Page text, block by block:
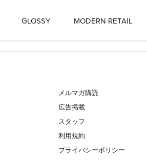
GLOSSY MODERN RETAIL
メルマガ購読
広告掲載
スタッフ
利用規約
プライバシーポリシー